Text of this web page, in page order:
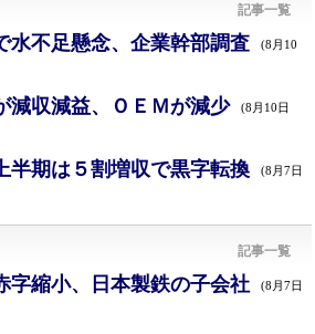
記事一覧
水不足懸念、企業幹部調査
(8月10
減収減益、ＯＥＭが減少 (8月10日
半期は５割増収で黒字転換 (8月7日
記事一覧
字縮小、日本製鉄の子会社 (8月7日